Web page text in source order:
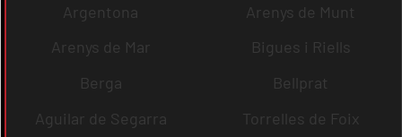
Argentona
Arenys de Munt
Arenys de Mar
Bigues i Riells
Berga
Bellprat
Aguilar de Segarra
Torrelles de Foix